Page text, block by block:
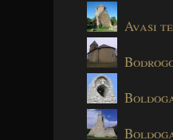
Avasi